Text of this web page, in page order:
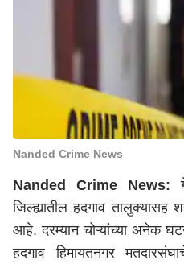
Nanded Crime News
Nanded Crime News:
जिल्ह्यातील हदगाव तालुक्यासह
आहे. दरम्यान चोऱ्यांच्या अनेक
हदगाव हिमायतनगर